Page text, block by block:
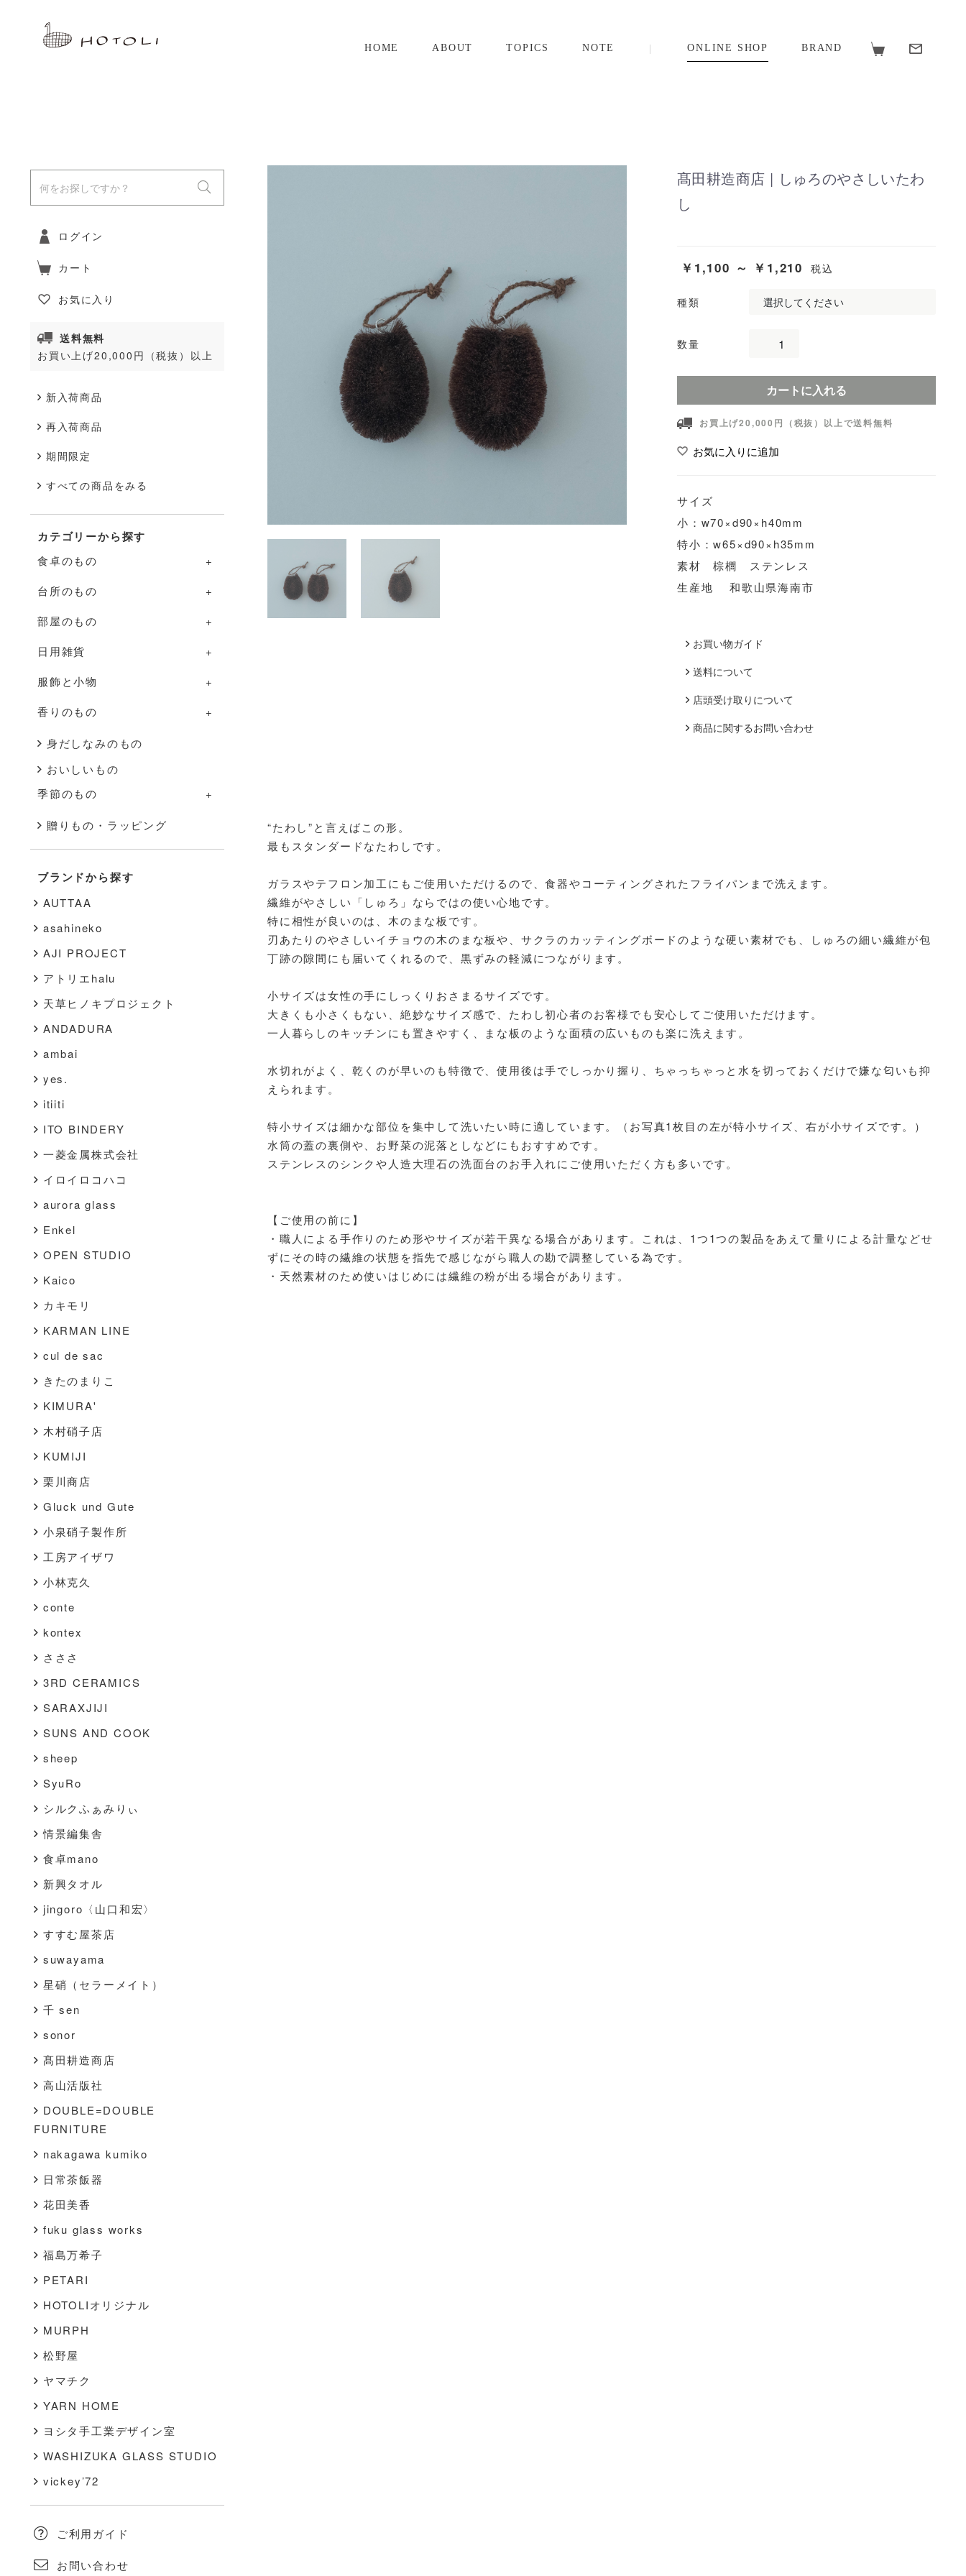
HOME ABOUT TOPICS NOTE ONLINE SHOP BRAND
髙田耕造商店 | しゅろのやさしいたわ
し
￥1,100 ～ ￥1,210 税込
種類
数量
カートに入れる
お買上げ20,000円（税抜）以上で送料無料
お気に入りに追加
サイズ
小：w70×d90×h40mm
特小：w65×d90×h35mm
素材 棕櫚 ステンレス
生産地 和歌山県海南市
お買い物ガイド
送料について
店頭受け取りについて
商品に関するお問い合わせ
“たわし”と言えばこの形。
最もスタンダードなたわしです。
ガラスやテフロン加工にもご使用いただけるので、食器やコーティングされたフライパンまで洗えます。
繊維がやさしい「しゅろ」ならではの使い心地です。
特に相性が良いのは、木のまな板です。
刃あたりのやさしいイチョウの木のまな板や、サクラのカッティングボードのような硬い素材でも、しゅろの細い繊維が包
丁跡の隙間にも届いてくれるので、黒ずみの軽減につながります。
小サイズは女性の手にしっくりおさまるサイズです。
大きくも小さくもない、絶妙なサイズ感で、たわし初心者のお客様でも安心してご使用いただけます。
一人暮らしのキッチンにも置きやすく、まな板のような面積の広いものも楽に洗えます。
水切れがよく、乾くのが早いのも特徴で、使用後は手でしっかり握り、ちゃっちゃっと水を切っておくだけで嫌な匂いも抑
えられます。
特小サイズは細かな部位を集中して洗いたい時に適しています。（お写真1枚目の左が特小サイズ、右が小サイズです。）
水筒の蓋の裏側や、お野菜の泥落としなどにもおすすめです。
ステンレスのシンクや人造大理石の洗面台のお手入れにご使用いただく方も多いです。
【ご使用の前に】
・職人による手作りのため形やサイズが若干異なる場合があります。これは、1つ1つの製品をあえて量りによる計量などせ
ずにその時の繊維の状態を指先で感じながら職人の勘で調整している為です。
・天然素材のため使いはじめには繊維の粉が出る場合があります。
ログイン
カート
お気に入り
送料無料
お買い上げ20,000円（税抜）以上
新入荷商品
再入荷商品
期間限定
すべての商品をみる
カテゴリーから探す
食卓のもの
食卓のものの一覧
器
グラス・カップ
箸・カトラリー
盆・トレー
その他
台所のもの
台所のものの一覧
調理道具
ふきん・タオル
その他
部屋のもの
部屋のものの一覧
照明
家具
花器
インテリア雑貨
その他
日用雑貨
日用雑貨の一覧
掃除道具
布もの・タオル
ハンドソープ・石鹸
スキンケア
文房具
服飾と小物
服飾と小物の一覧
洋服
バッグ・帽子
アクセサリー
靴下
その他
香りのもの
香りのものの一覧
アロマ用品
キャンドル
身だしなみのもの
おいしいもの
季節のもの
季節のものの一覧
秋・冬
春・夏
贈りもの・ラッピング
ブランドから探す
AUTTAA
asahineko
AJI PROJECT
アトリエhalu
天草ヒノキプロジェクト
ANDADURA
ambai
yes.
itiiti
ITO BINDERY
一菱金属株式会社
イロイロコハコ
aurora glass
Enkel
OPEN STUDIO
Kaico
カキモリ
KARMAN LINE
cul de sac
きたのまりこ
KIMURA'
木村硝子店
KUMIJI
栗川商店
Gluck und Gute
小泉硝子製作所
工房アイザワ
小林克久
conte
kontex
さささ
3RD CERAMICS
SARAXJIJI
SUNS AND COOK
sheep
SyuRo
シルクふぁみりぃ
情景編集舎
食卓mano
新興タオル
jingoro〈山口和宏〉
すすむ屋茶店
suwayama
星硝（セラーメイト）
千 sen
sonor
髙田耕造商店
高山活版社
DOUBLE=DOUBLE
FURNITURE
nakagawa kumiko
日常茶飯器
花田美香
fuku glass works
福島万希子
PETARI
HOTOLIオリジナル
MURPH
松野屋
ヤマチク
YARN HOME
ヨシタ手工業デザイン室
WASHIZUKA GLASS STUDIO
vickey’72
ご利用ガイド
お問い合わせ